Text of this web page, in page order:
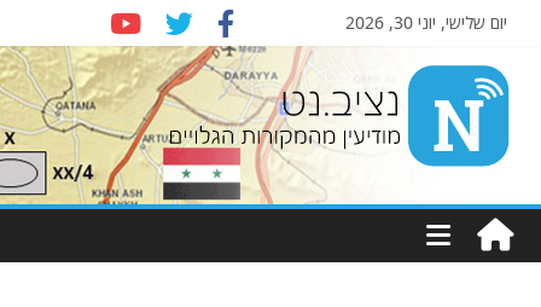
יום שלישי, יוני 30, 2026
Nziv.net
מודיעין
מהמקורות